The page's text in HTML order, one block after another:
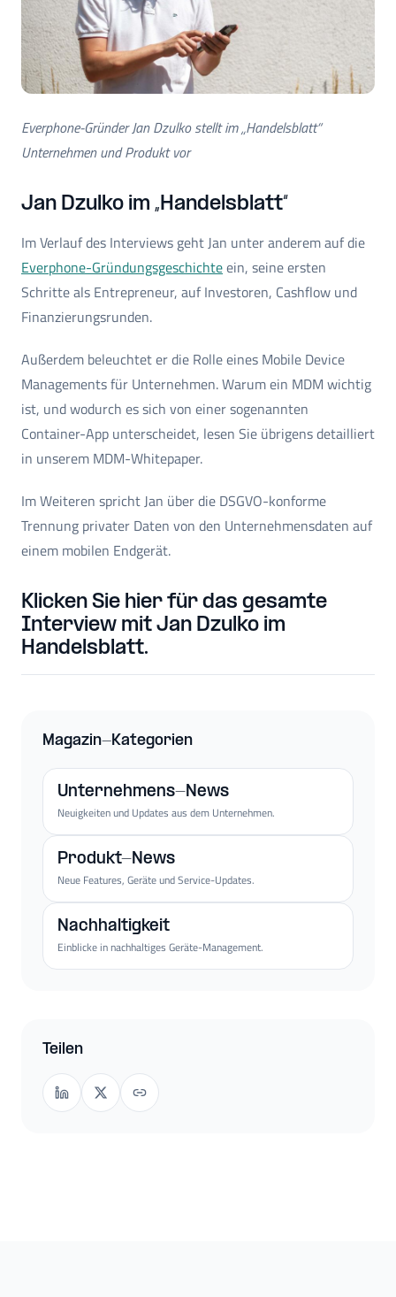
Everphone-Gründer Jan Dzulko stellt im „Handelsblatt“
Unternehmen und Produkt vor
Jan Dzulko im „Handelsblatt“
Im Verlauf des Interviews geht Jan unter anderem auf die
Everphone-Gründungsgeschichteein, seine ersten
Schritte als Entrepreneur, auf Investoren, Cashflow und
Finanzierungsrunden.
Außerdem beleuchtet er die Rolle eines Mobile Device
Managements für Unternehmen. Warum ein MDM wichtig
ist, und wodurch es sich von einer sogenannten
Container-App unterscheidet, lesen Sie übrigens detailliert
in unserem MDM-Whitepaper.
Im Weiteren spricht Jan über die DSGVO-konforme
Trennung privater Daten von den Unternehmensdaten auf
einem mobilen Endgerät.
Klicken Sie hier für das gesamte
Interview mit Jan Dzulko im
Handelsblatt.
Magazin-Kategorien
Unternehmens-News
Neuigkeiten und Updates aus dem Unternehmen.
Produkt-News
Neue Features, Geräte und Service-Updates.
Nachhaltigkeit
Einblicke in nachhaltiges Geräte-Management.
Teilen